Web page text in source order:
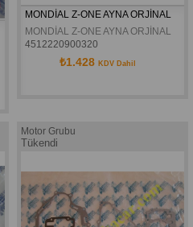
MONDİAL Z-ONE AYNA ORJİNAL
MONDİAL Z-ONE AYNA ORJİNAL
4512220900320
₺1.428 KDV Dahil
Motor Grubu
Tükendi